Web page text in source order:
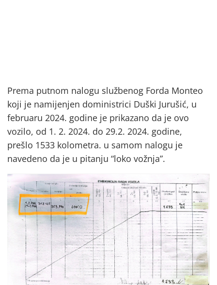
Prema putnom nalogu službenog Forda Monteo
koji je namijenjen doministrici Duški Jurušić, u
februaru 2024. godine je prikazano da je ovo
vozilo, od 1. 2. 2024. do 29.2. 2024. godine,
prešlo 1533 kolometra. u samom nalogu je
navedeno da je u pitanju “loko vožnja”.